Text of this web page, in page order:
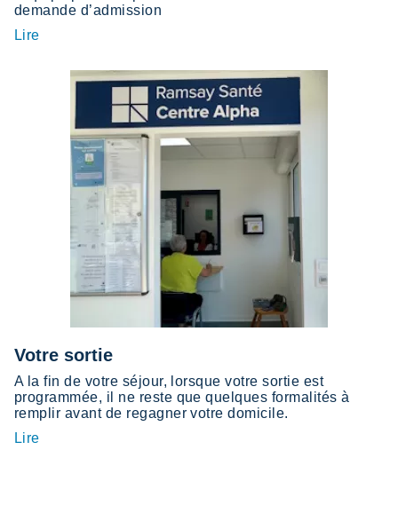
demande d’admission
Lire
Votre sortie
A la fin de votre séjour, lorsque votre sortie est
programmée, il ne reste que quelques formalités à
remplir avant de regagner votre domicile.
Lire